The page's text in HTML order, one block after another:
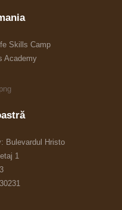
Skills Camp
Academy
Bulevardul Hristo
1